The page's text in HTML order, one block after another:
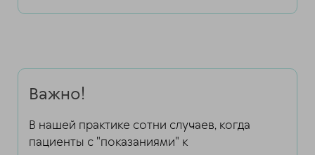
Важно!
В нашей практике сотни случаев, когда
пациенты с "показаниями" к